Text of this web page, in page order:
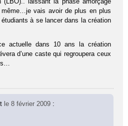
vais avoir de plus en plus
à se lancer dans la création
actuelle dans 10 ans la création
d’une caste qui regroupera ceux
le 8 février 2009 :